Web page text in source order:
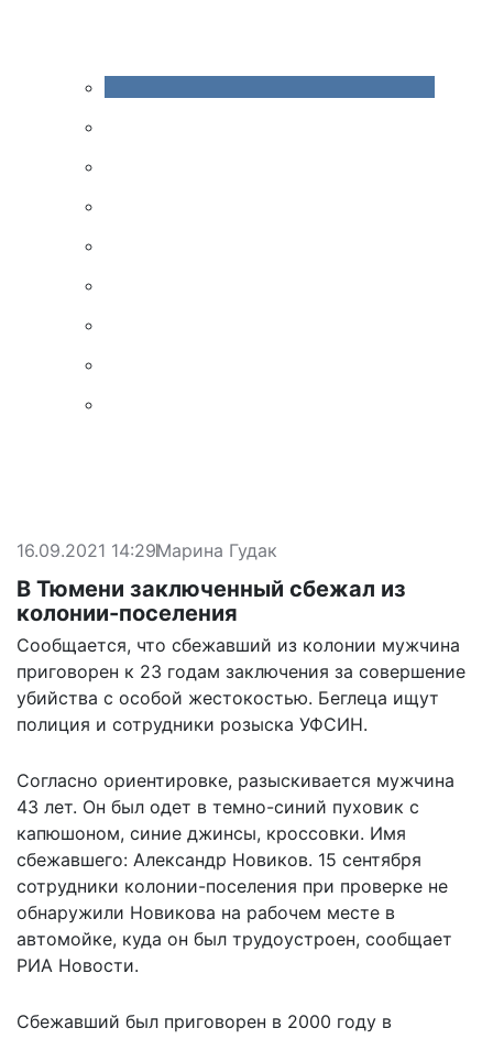
16.09.2021 14:29Марина Гудак
В Тюмени заключенный сбежал из
колонии-поселения
Сообщается, что сбежавший из колонии мужчина
приговорен к 23 годам заключения за совершение
убийства с особой жестокостью. Беглеца ищут
полиция и сотрудники розыска УФСИН.
Согласно ориентировке, разыскивается мужчина
43 лет. Он был одет в темно-синий пуховик с
капюшоном, синие джинсы, кроссовки. Имя
сбежавшего: Александр Новиков. 15 сентября
сотрудники колонии-поселения при проверке не
обнаружили Новикова на рабочем месте в
автомойке, куда он был трудоустроен, сообщает
РИА Новости.
Сбежавший был приговорен в 2000 году в